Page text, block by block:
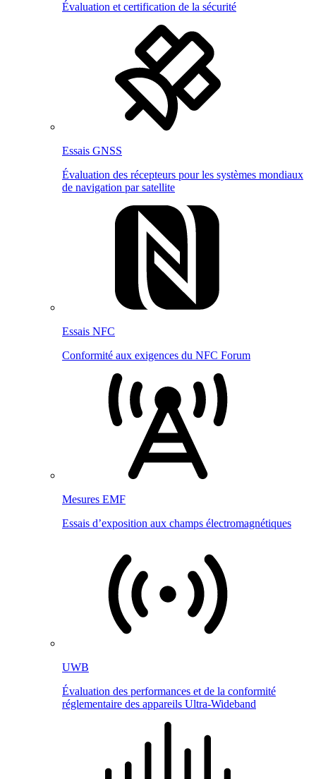
Évaluation et certification de la sécurité
Essais GNSS
Évaluation des récepteurs pour les systèmes mondiaux
de navigation par satellite
Essais NFC
Conformité aux exigences du NFC Forum
Mesures EMF
Essais d’exposition aux champs électromagnétiques
UWB
Évaluation des performances et de la conformité
réglementaire des appareils Ultra-Wideband